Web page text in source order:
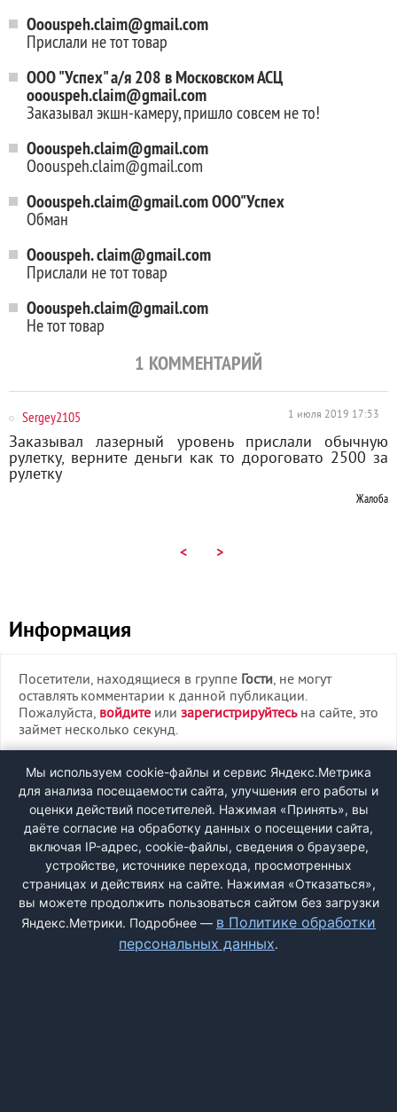
Ooouspeh.claim@gmail.com
Прислали не тот товар
OOO "Успех" а/я 208 в Московском АСЦ
ooouspeh.claim@gmail.com
Заказывал экшн-камеру, пришло совсем не то!
Ooouspeh.claim@gmail.com
Ooouspeh.claim@gmail.com
Ooouspeh.claim@gmail.com ООО"Успех
Обман
Ooouspeh. claim@gmail.com
Прислали не тот товар
Ooouspeh.claim@gmail.com
Не тот товар
1 КОММЕНТАРИЙ
Sergey2105 1 июля 2019 17:53
Заказывал лазерный уровень прислали обычную
рулетку, верните деньги как то дороговато 2500 за
рулетку
Жалоба
< >
Информация
Посетители, находящиеся в группе Гости, не могут
оставлять комментарии к данной публикации.
Пожалуйста, войдите или зарегистрируйтесьна сайте, это
займет несколько секунд.
ВХОД
РЕГИСТРАЦИЯ
Быстрая регистрациячерез соцсети:
Мы используем cookie-файлы и сервис Яндекс.Метрика
для анализа посещаемости сайта, улучшения его работы и
оценки действий посетителей. Нажимая «Принять», вы
даёте согласие на обработку данных о посещении сайта,
включая IP-адрес, cookie-файлы, сведения о браузере,
устройстве, источнике перехода, просмотренных
страницах и действиях на сайте. Нажимая «Отказаться»,
вы можете продолжить пользоваться сайтом без загрузки
Яндекс.Метрики. Подробнее — в Политике обработки
персональных данных.